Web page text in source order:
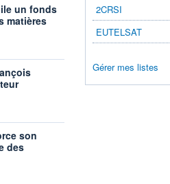
un fonds
matières
son
des
2CRSI
EUTELSAT
Gérer mes listes